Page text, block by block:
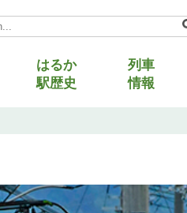
はるか
駅歴史
列車
情報